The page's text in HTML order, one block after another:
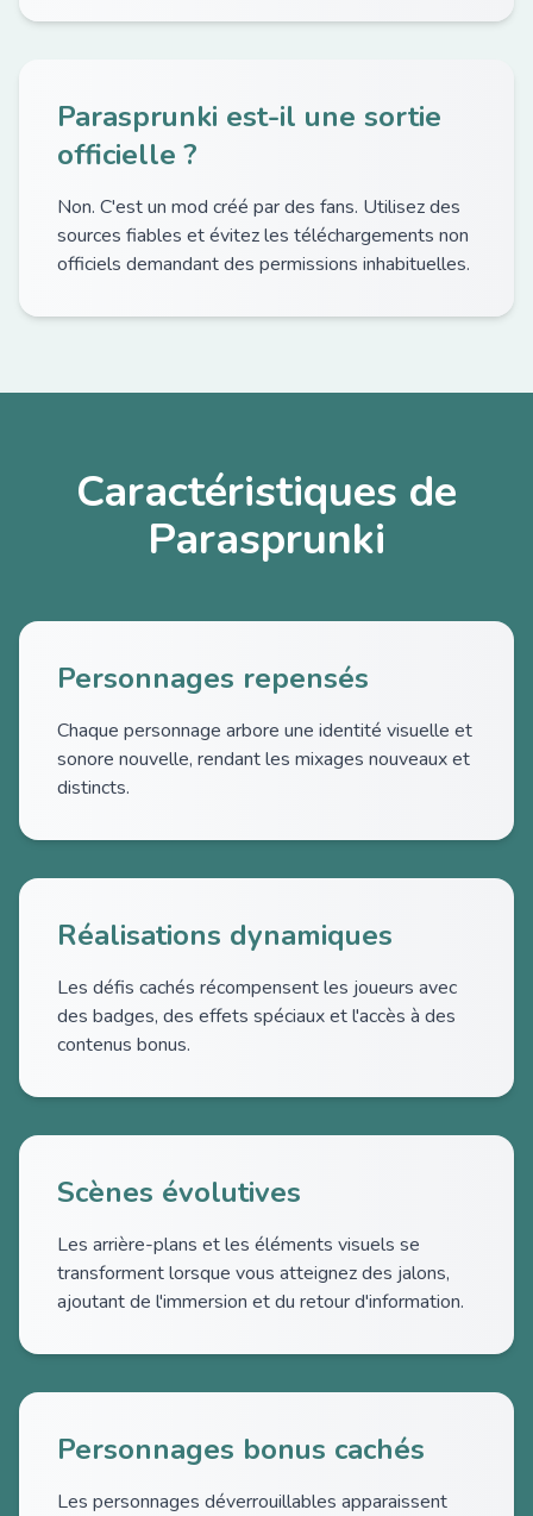
Parasprunki est-il une sortie
officielle ?
Non. C'est un mod créé par des fans. Utilisez des
sources fiables et évitez les téléchargements non
officiels demandant des permissions inhabituelles.
Caractéristiques de
Parasprunki
Personnages repensés
Chaque personnage arbore une identité visuelle et
sonore nouvelle, rendant les mixages nouveaux et
distincts.
Réalisations dynamiques
Les défis cachés récompensent les joueurs avec
des badges, des effets spéciaux et l'accès à des
contenus bonus.
Scènes évolutives
Les arrière-plans et les éléments visuels se
transforment lorsque vous atteignez des jalons,
ajoutant de l'immersion et du retour d'information.
Personnages bonus cachés
Les personnages déverrouillables apparaissent